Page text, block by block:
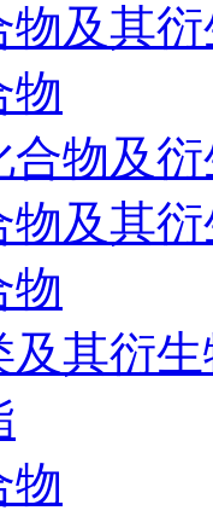
物及其
物
合物及
物及其
物
及其衍
物